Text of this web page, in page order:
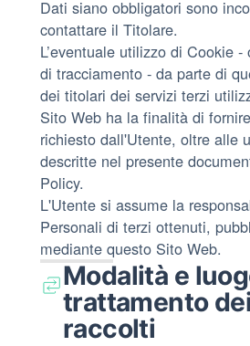
Dati siano obbligatori sono
contattare il Titolare.
L’eventuale utilizzo di Cookie
di tracciamento - da parte di
dei titolari dei servizi terzi
Sito Web ha la finalità di
richiesto dall'Utente, oltre alle
descritte nel presente
Policy.
L'Utente si assume la
Personali di terzi ottenuti,
mediante questo Sito Web.
Modalità e
trattamento
raccolti